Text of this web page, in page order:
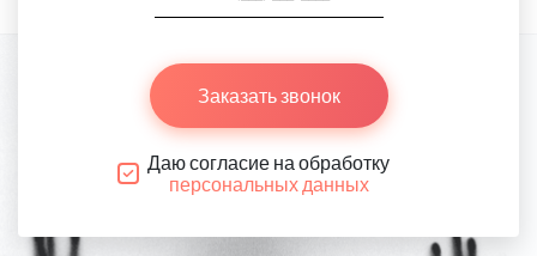
Заказать звонок
Даю согласие на обработку
персональных данных